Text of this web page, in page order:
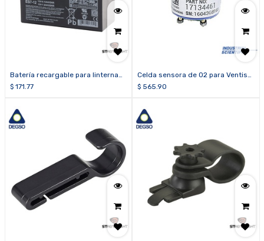
Batería recargable para linterna
SCENE LIGHT
$ 171.77
Celda sensora de O2 para Ventis
MX4
$ 565.90